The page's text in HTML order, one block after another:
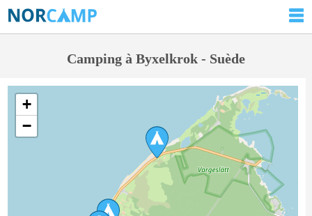
Camping à Byxelkrok - Suède
+
−